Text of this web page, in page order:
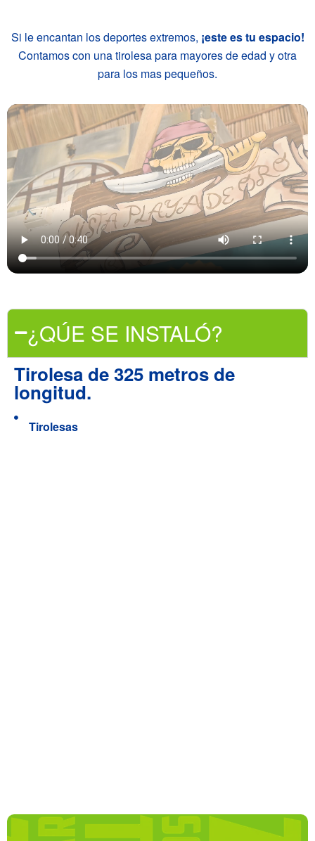
Si le encantan los deportes extremos, ¡este es tu espacio!
Contamos con una tirolesa para mayores de edad y otra
para los mas pequeños.
¿QÚE SE INSTALÓ?
Tirolesa de 325 metros de
longitud.
Tirolesas